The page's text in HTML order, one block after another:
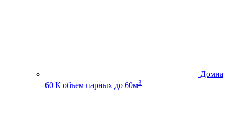
Домна
60 К объем парных до 60м3